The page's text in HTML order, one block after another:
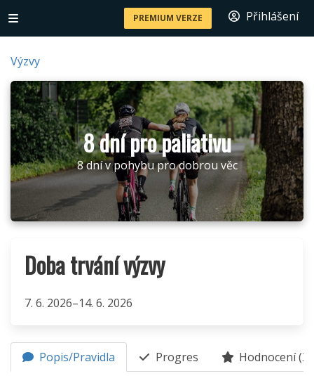
PREMIUM VERZE Přihlášení
Výzvy
8 dní pro paliativu
8 dní v pohybu pro dobrou věc
Doba trvání výzvy
7. 6. 2026–14. 6. 2026
Popis/Pravidla Progres Hodnocení (3)